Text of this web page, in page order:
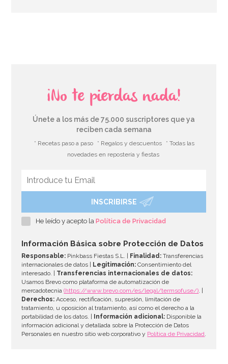
¡No te pierdas nada!
Únete a los más de 75.000 suscriptores que ya
reciben cada semana
* Recetas paso a paso * Regalos y descuentos
* Todas las
novedades en repostería y fiestas
INSCRIBIRSE
He leído y acepto laPolítica de Privacidad
Información Básica sobre Protección de Datos
Responsable: Pinkbass Fiestas S.L. | Finalidad: Transferencias
internacionales de datos |
Legitimación: Consentimiento del
interesado. | Transferencias internacionales de datos:
Usamos Brevo como plataforma de automatización de
mercadotecnia(https://www.brevo.com/es/legal/termsofuse/). |
Derechos: Acceso, rectificación, supresión, limitación de
tratamiento, u oposición al tratamiento, así como el derecho a la
portabilidad de los datos. |
Información adicional: Disponible la
información adicional y detallada sobre la Protección de Datos
Personales en nuestro sitio web corporativo y Política de Privacidad.